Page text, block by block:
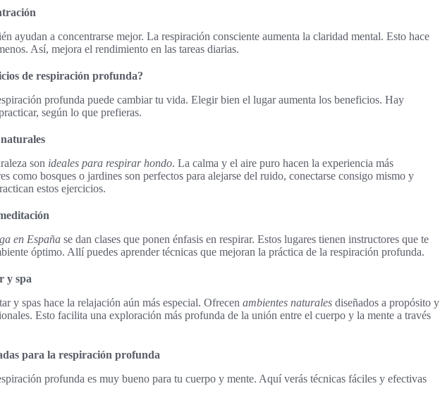
ayudan a concentrarse mejor. La respiración consciente aumenta la claridad mental. Esto hace
Así, mejora el rendimiento en las tareas diarias.
de respiración profunda?
profunda puede cambiar tu vida. Elegir bien el lugar aumenta los beneficios. Hay
según lo que prefieras.
son ideales para respirar hondo. La calma y el aire puro hacen la experiencia más
como bosques o jardines son perfectos para alejarse del ruido, conectarse consigo mismo y
estos ejercicios.
en España se dan clases que ponen énfasis en respirar. Estos lugares tienen instructores que te
óptimo. Allí puedes aprender técnicas que mejoran la práctica de la respiración profunda.
y spa
y spas hace la relajación aún más especial. Ofrecen ambientes naturales diseñados a propósito y
Esto facilita una exploración más profunda de la unión entre el cuerpo y la mente a través
para la respiración profunda
profunda es muy bueno para tu cuerpo y mente. Aquí verás técnicas fáciles y efectivas